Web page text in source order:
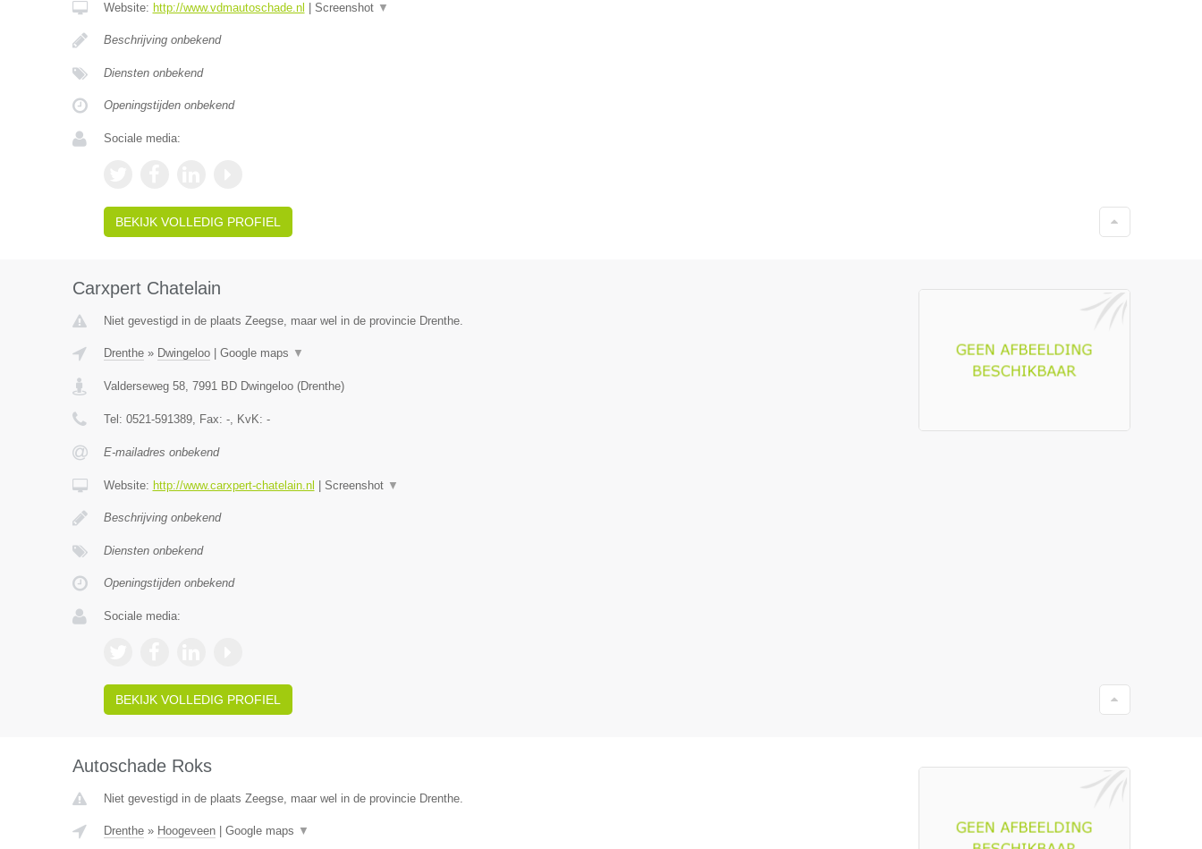
Website: http://www.vdmautoschade.nl Screenshot ▼
Beschrijving onbekend
Diensten onbekend
Openingstijden onbekend
Sociale media:
BEKIJK VOLLEDIG PROFIEL
Carxpert Chatelain
Niet gevestigd in de plaats Zeegse, maar wel in de provincie Drenthe.
Drenthe» Dwingeloo| Google maps ▼
Valderseweg 58, 7991 BD Dwingeloo(Drenthe)
Tel: 0521-591389, Fax: -, KvK: -
E-mailadres onbekend
Website: http://www.carxpert-chatelain.nl Screenshot ▼
Beschrijving onbekend
Diensten onbekend
Openingstijden onbekend
Sociale media:
BEKIJK VOLLEDIG PROFIEL
Autoschade Roks
Niet gevestigd in de plaats Zeegse, maar wel in de provincie Drenthe.
Drenthe» Hoogeveen| Google maps ▼